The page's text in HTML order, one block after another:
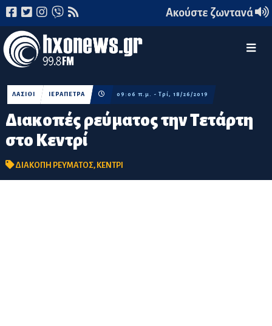
Ακούστε ζωντανά
Διακοπές ρεύματος την Τετάρτη
στο Κεντρί
ΛΑΣΙΘΙ ΙΕΡΑΠΕΤΡΑ 09:06 π.μ. - Τρί, 18/26/2019
ΔΙΑΚΟΠΗ ΡΕΥΜΑΤΟΣ, ΚΕΝΤΡΙ